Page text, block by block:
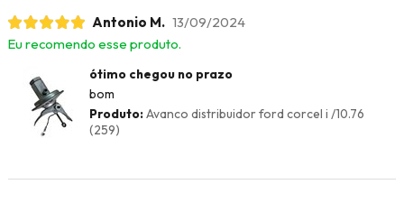
Antonio M. 13/09/2024
Eu recomendo esse produto.
ótimo chegou no prazo
bom
Produto:Avanco distribuidor ford corcel i /10.76
(259)